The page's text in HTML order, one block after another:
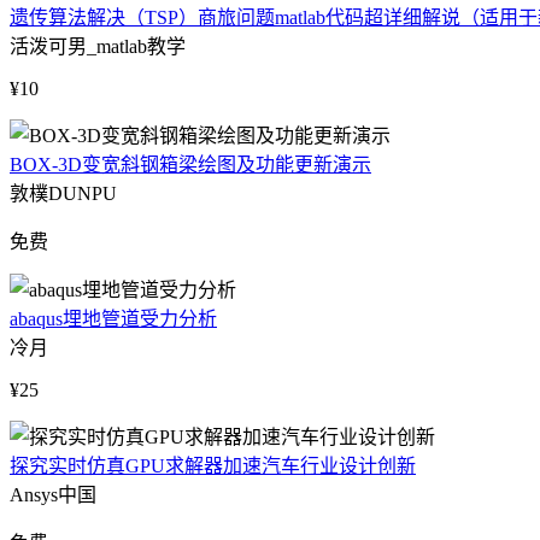
遗传算法解决（TSP）商旅问题matlab代码超详细解说（适用
活泼可男_matlab教学
¥10
BOX-3D变宽斜钢箱梁绘图及功能更新演示
敦樸DUNPU
免费
abaqus埋地管道受力分析
冷月
¥25
探究实时仿真GPU求解器加速汽车行业设计创新
Ansys中国